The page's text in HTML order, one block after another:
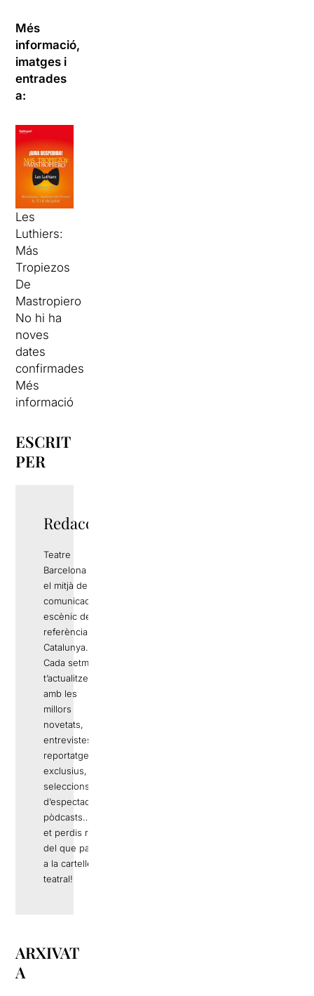
Més
informació,
imatges i
entrades
a:
Les
Luthiers:
Más
Tropiezos
De
Mastropiero
No hi ha
noves
dates
confirmades
Més
informació
ESCRIT
PER
Redacció
Teatre
Barcelona és
el mitjà de
comunicació
escènic de
referència a
Catalunya.
Cada setmana
t’actualitzem
amb les
millors
novetats,
entrevistes,
reportatges
exclusius,
seleccions
d’espectacles,
pòdcasts… No
et perdis res
del que passa
a la cartellera
teatral!
ARXIVAT
A